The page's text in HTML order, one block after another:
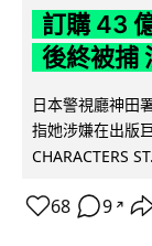
訂購 43
後終被捕
日本警視廳神田
指她涉嫌在出版
CHARACTERS
68 9 ↗